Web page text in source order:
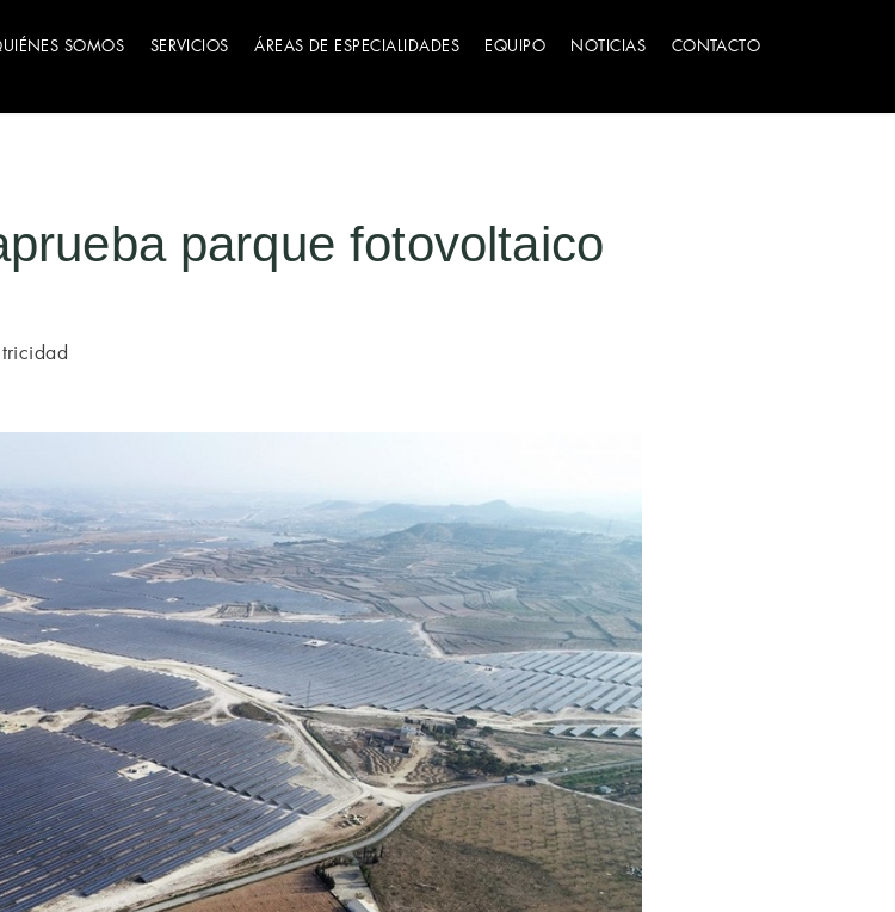
SOMOS SERVICIOS ÁREAS DE ESPECIALIDADES EQUIPO NOTICIAS CONTACTO
parque fotovoltaico